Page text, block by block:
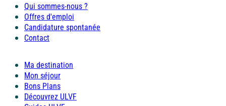
Qui sommes-nous ?
Offres d'emploi
Candidature spontanée
Contact
Ma destination
Mon séjour
Bons Plans
Découvrez ULVF